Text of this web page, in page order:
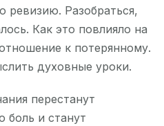
Разобраться,
Как это повлияло на
к потерянному.
духовные уроки.
перестанут
боль и станут